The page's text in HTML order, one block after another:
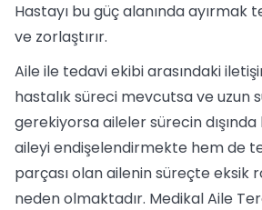
Hastayı bu güç alanında ayırmak
ve zorlaştırır.
Aile ile tedavi ekibi arasındaki
hastalık süreci mevcutsa ve uzun
gerekiyorsa aileler sürecin
aileyi endişelendirmekte hem de
parçası olan ailenin süreçte eksik
neden olmaktadır. Medikal Aile